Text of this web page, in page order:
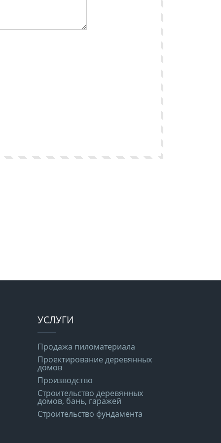
УСЛУГИ
Продажа пиломатериала
Проектирование деревянных
домов
Производство
Строительство деревянных
домов, бань, гаражей
Строительство фундамента